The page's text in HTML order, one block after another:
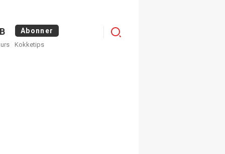
Abonner
Kokketips
Logg